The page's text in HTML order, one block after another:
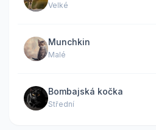
Velké
Munchkin
Malé
Bombajská kočka
Střední